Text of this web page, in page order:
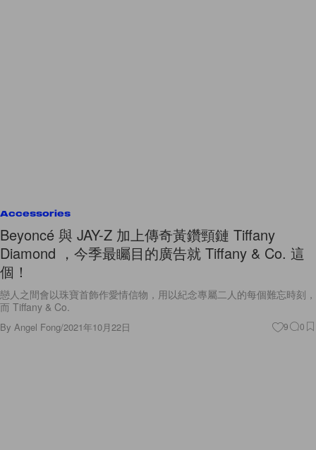
Accessories
Beyoncé 與 JAY-Z 加上傳奇黃鑽頸鏈 Tiffany
Diamond ，今季最矚目的廣告就 Tiffany & Co. 這
個！
戀人之間會以珠寶首飾作愛情信物，用以紀念專屬二人的每個難忘時刻，
而 Tiffany & Co.
By Angel Fong/2021年10月22日 9 0